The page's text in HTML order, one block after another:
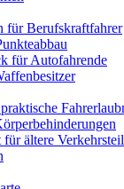
für Berufskraftfahrer
für Autofahrende
ältere